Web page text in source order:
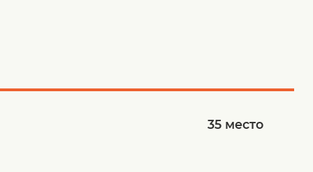
35 место